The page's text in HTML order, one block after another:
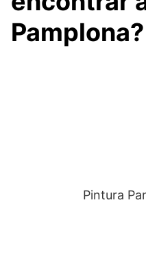
Pamplona?
Pintura